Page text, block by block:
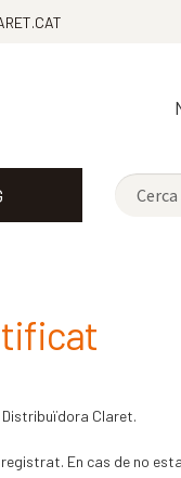
Distribuïdora Claret.
En cas de no